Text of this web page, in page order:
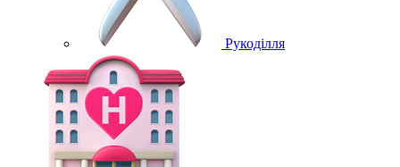
Рукоділля